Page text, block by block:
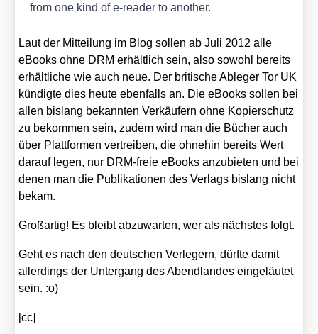
from one kind of e‑reader to ano­ther.
Laut der Mit­tei­lung im Blog sol­len ab Juli 2012 alle
eBooks ohne DRM erhält­lich sein, also sowohl bereits
erhält­li­che wie auch neue. Der bri­ti­sche Able­ger Tor UK
kün­dig­te dies heu­te eben­falls an. Die eBooks sol­len bei
allen bis­lang bekann­ten Ver­käu­fern ohne Kopier­schutz
zu bekom­men sein, zudem wird man die Bücher auch
über Platt­for­men ver­trei­ben, die ohne­hin bereits Wert
dar­auf legen, nur DRM-freie eBooks anzu­bie­ten und bei
denen man die Publi­ka­tio­nen des Ver­lags bis­lang nicht
bekam.
Groß­ar­tig! Es bleibt abzu­war­ten, wer als nächs­tes folgt.
Geht es nach den deut­schen Ver­le­gern, dürf­te damit
aller­dings der Unter­gang des Abend­lan­des ein­ge­läu­tet
sein. :o)
[cc]